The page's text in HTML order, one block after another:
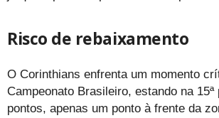
Risco de rebaixamento
O Corinthians enfrenta um momento
Campeonato Brasileiro, estando na
pontos, apenas um ponto à frente da